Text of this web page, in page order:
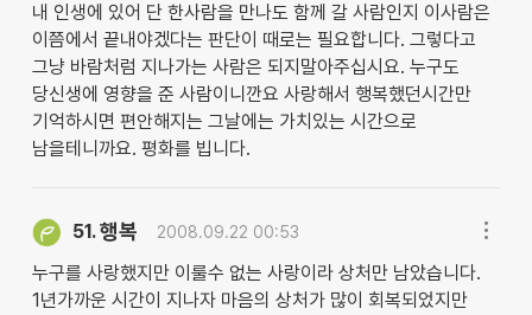
내 인생에 있어 단 한사람을 만나도 함께 갈 사람인지 이사람은
이쯤에서 끝내야겠다는 판단이 때로는 필요합니다. 그렇다고
그냥 바람처럼 지나가는 사람은 되지말아주십시요. 누구도
당신생에 영향을 준 사람이니깐요 사랑해서 행복했던시간만
기억하시면 편안해지는 그날에는 가치있는 시간으로
남을테니까요. 평화를 빕니다.
51.행복 2008.09.22 00:53
누구를 사랑했지만 이룰수 없는 사랑이라 상처만 남았습니다.
1년가까운 시간이 지나자 마음의 상처가 많이 회복되었지만